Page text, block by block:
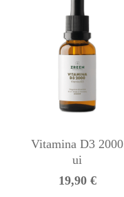
Vitamina D3 2000
ui
19,90 €